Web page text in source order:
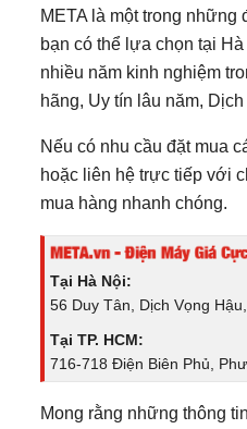
META là một trong
bạn có thể lựa chọn tại
nhiều năm kinh nghiệm
hãng, Uy tín lâu năm,
Nếu có nhu cầu đặt mua
hoặc liên hệ trực tiếp với
mua hàng nhanh chóng.
Tại Hà Nội:
56 Duy Tân, Dịch Vọng
Tại TP. HCM:
716-718 Điện Biên Phủ,
Mong rằng những thông